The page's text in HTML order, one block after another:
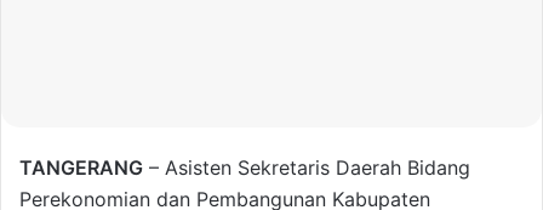
TANGERANG – Asisten Sekretaris Daerah Bidang
Perekonomian dan Pembangunan Kabupaten